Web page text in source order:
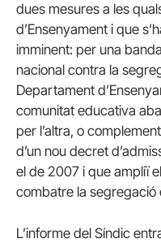
dues mesures a les
d’Ensenyament i que
imminent: per una
nacional contra la
Departament
comunitat educativa
per l’altra, o
d’un nou decret
el de 2007 i que ampliï
combatre la segregació
L’informe del Síndic